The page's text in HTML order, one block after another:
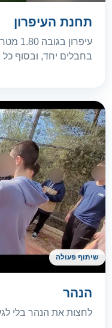
תחנת העיפרון
בחבלים יחד, ובסוף
שיתוף פעולה
הנהר
לחצות את הנהר בלי